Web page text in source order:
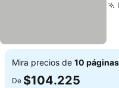
Mira precios de 10 páginas
De $104.225